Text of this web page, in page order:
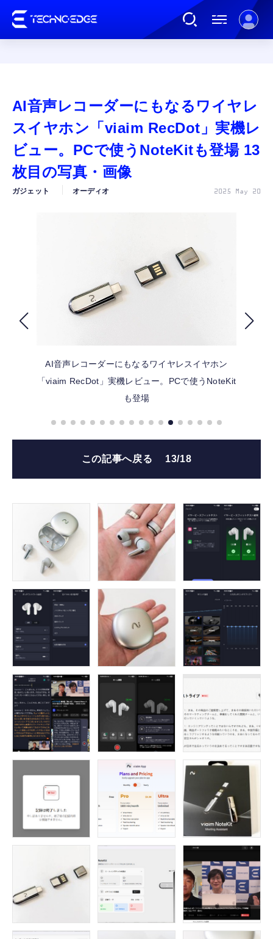
AI
ガジェット
公式ストア
FOLLOW US
AI音声レコーダーにもなるワイヤレ
スイヤホン「viaim RecDot」実機レ
ビュー。PCで使うNoteKitも登場 13
枚目の写真・画像
ガジェット オーディオ 2025 May 20
AI音声レコーダーにもなるワイヤレスイヤホン
「viaim RecDot」実機レビュー。PCで使うNoteKit
も登場
この記事へ戻る 13/18